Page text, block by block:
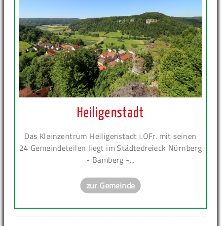
Heiligenstadt
Das Kleinzentrum Heiligenstadt i.OFr. mit seinen
24 Gemeindeteilen liegt im Städtedreieck Nürnberg
- Bamberg -...
zur Gemeinde